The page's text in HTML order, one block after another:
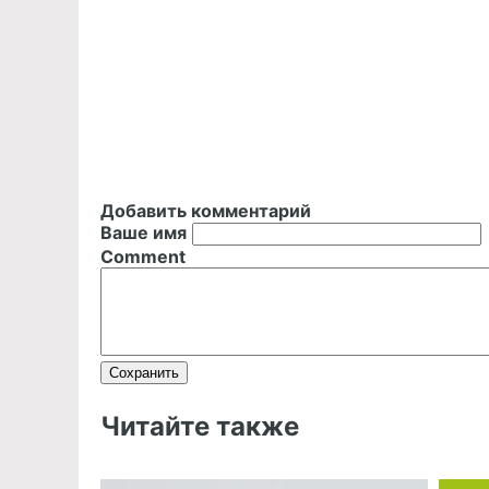
Добавить комментарий
Ваше имя
Comment
Читайте также